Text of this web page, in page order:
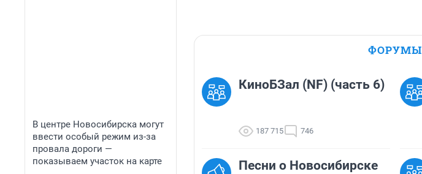
В центре Новосибирска могут
ввести особый режим из-за
провала дороги —
показываем участок на карте
ФОРУМЫ
КиноБЗал (NF) (часть 6)
187 715 746
Песни о Новосибирске